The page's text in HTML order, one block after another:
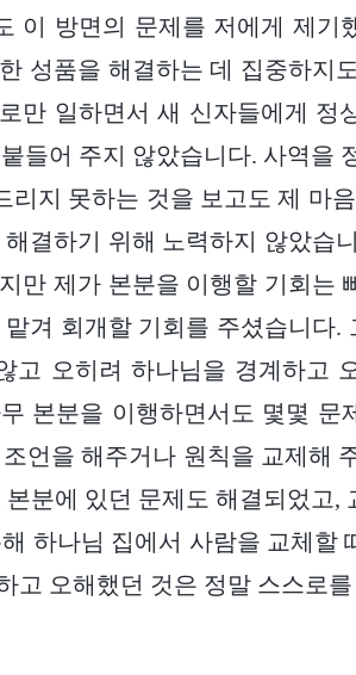
이 방면의 문제를 저에게 제기
성품을 해결하는 데 집중하지
만 일하면서 새 신자들에게 정
들어 주지 않았습니다. 사역을
리지 못하는 것을 보고도 제 마
결하기 위해 노력하지 않았습
만 제가 본분을 이행할 기회는
겨 회개할 기회를 주셨습니다.
고 오히려 하나님을 경계하고
본분을 이행하면서도 몇몇 문
언을 해주거나 원칙을 교제해
분에 있던 문제도 해결되었고,
하나님 집에서 사람을 교체할
고 오해했던 것은 정말 스스로